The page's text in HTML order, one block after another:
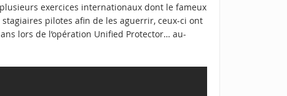
exercices internationaux dont le fameux
pilotes afin de les aguerrir, ceux-ci ont
lors de l’opération Unified Protector… au-